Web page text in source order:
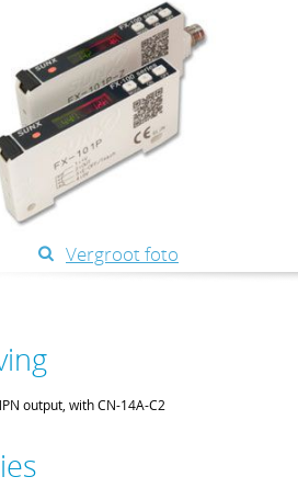
Vergroot foto
output, with CN-14A-C2